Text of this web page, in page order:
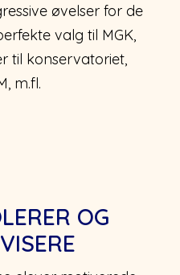
øvelser for de
valg til MGK,
til konservatoriet,
m.fl.
OG